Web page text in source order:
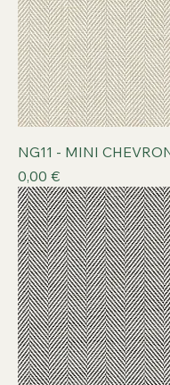
NG11 - MINI
Prix
0,00 €